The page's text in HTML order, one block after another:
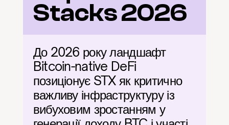
Stacks 2026
До 2026 року ландшафт
Bitcoin-native DeFi
позиціонує STX як критично
важливу інфраструктуру із
вибуховим зростанням у